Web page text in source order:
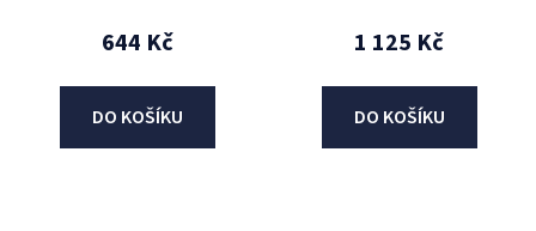
644 Kč
DO KOŠÍKU
1 125 Kč
DO KOŠÍKU